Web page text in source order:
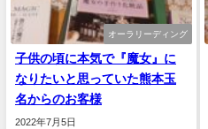
オーラリーディング
子供の頃に本気で『魔女』に
なりたいと思っていた熊本玉
名からのお客様
2022年7月5日